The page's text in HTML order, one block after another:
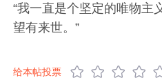
“我一直是个坚定的唯物主
望有来世。”
给本帖投票